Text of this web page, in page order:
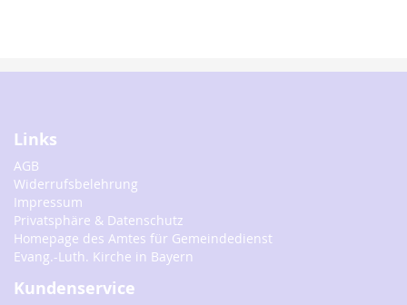
Links
AGB
Widerrufsbelehrung
Impressum
Privatsphäre & Datenschutz
Homepage des Amtes für Gemeindedienst
Evang.-Luth. Kirche in Bayern
Kundenservice